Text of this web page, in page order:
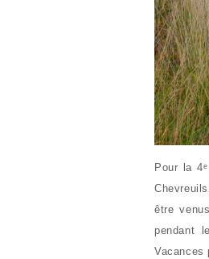
Pour la
être
pendant
Vacances